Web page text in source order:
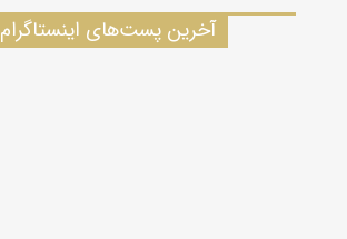
آخرین پست‌های اینستاگرام